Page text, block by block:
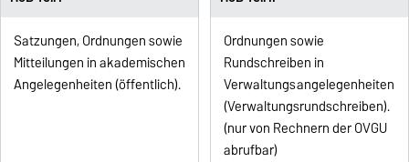
Satzungen, Ordnungen sowie
Mitteilungen in akademischen
Angelegenheiten (öffentlich).
Ordnungen sowie
Rundschreiben in
Verwaltungsangelegenheiten
(Verwaltungsrundschreiben).
(nur von Rechnern der OVGU
abrufbar)